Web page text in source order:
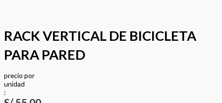
RACK VERTICAL DE BICICLETA
PARA PARED
precio por
unidad
: